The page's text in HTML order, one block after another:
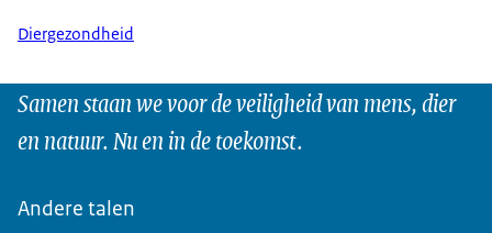
Diergezondheid
Samen staan we voor de veiligheid van mens, dier
en natuur. Nu en in de toekomst.
Andere talen